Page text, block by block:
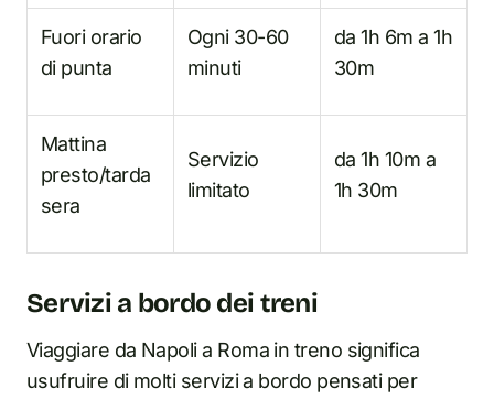
Fuori orario
di punta
Ogni 30-60
minuti
da 1h 6m a 1h
30m
Mattina
presto/tarda
sera
Servizio
limitato
da 1h 10m a
1h 30m
Servizi a bordo dei treni
Viaggiare da Napoli a Roma in treno significa
usufruire di molti servizi a bordo pensati per